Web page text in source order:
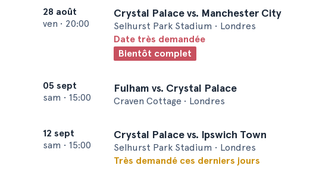
28 août
ven • 20:00
Crystal Palace vs. Manchester City
Selhurst Park Stadium • Londres
Date très demandée
Bientôt complet
05 sept
sam • 15:00
Fulham vs. Crystal Palace
Craven Cottage • Londres
12 sept
sam • 15:00
Crystal Palace vs. Ipswich Town
Selhurst Park Stadium • Londres
Très demandé ces derniers jours